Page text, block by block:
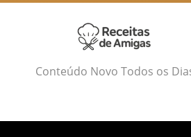
Conteúdo Novo Todos os